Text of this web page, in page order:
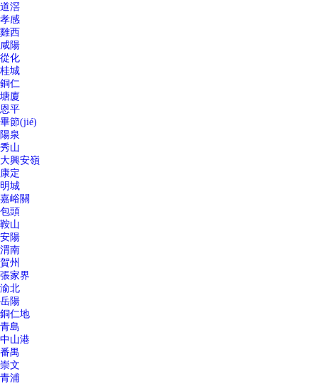
道滘
孝感
雞西
咸陽
從化
桂城
銅仁
塘廈
恩平
畢節(jié)
陽泉
秀山
大興安嶺
康定
明城
嘉峪關
包頭
鞍山
安陽
渭南
賀州
張家界
渝北
岳陽
銅仁地
青島
中山港
番禺
崇文
青浦